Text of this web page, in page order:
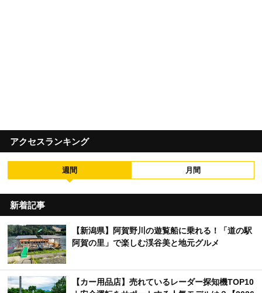
アクセスランキング
週間 月間
新着記事
【新潟県】阿賀野川の遊覧船に乗れる！「道の駅
阿賀の里」で楽しむ渓谷美と地元グルメ
【カー用品店】売れているレーダー探知機TOP10